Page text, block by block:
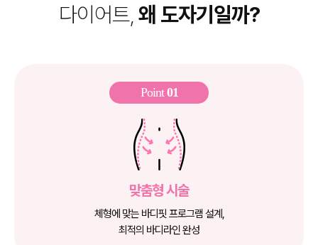
다이어트, 왜 도자기일까?
Point01
맞춤형 시술
체형에 맞는 바디핏 프로그램 설계,
최적의 바디라인 완성